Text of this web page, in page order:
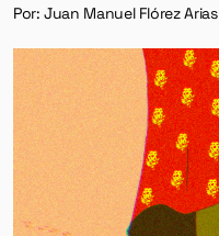
Por: Juan Manuel Flórez Arias